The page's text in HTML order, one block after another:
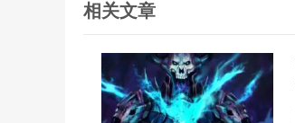
相关文章